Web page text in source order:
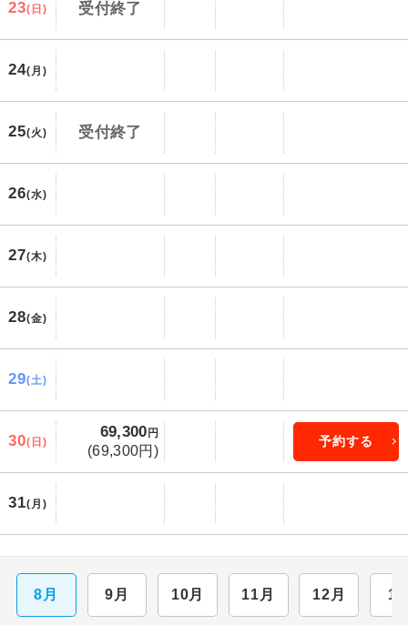
23(日) 受付終了
24(月)
25(火) 受付終了
26(水)
27(木)
28(金)
29(土)
30(日)
69,300 円
(69,300円)
予約する
31(月)
8月 9月 10月 11月 12月 1